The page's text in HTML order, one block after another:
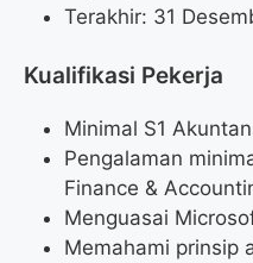
Terakhir: 31
Kualifikasi Pekerja
Minimal S1
Pengalaman
Finance &
Menguasai
Memahami prinsip